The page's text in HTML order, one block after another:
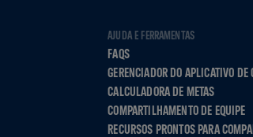
AJUDA E FERRAMENTAS
FAQS
GERENCIADOR DO APLICATIVO DE
CALCULADORA DE METAS
COMPARTILHAMENTO DE EQUIPE
RECURSOS PRONTOS PARA